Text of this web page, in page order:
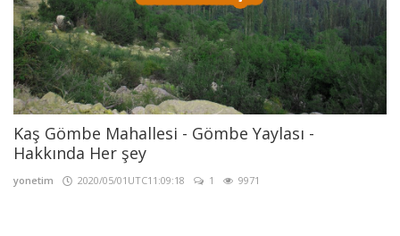
Kaş Gömbe Mahallesi - Gömbe Yaylası -
Hakkında Her şey
yonetim 2020/05/01UTC11:09:18 1 9971